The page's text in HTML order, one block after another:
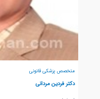
متخصص پزشکی قانونی
دکتر فردین مردانی